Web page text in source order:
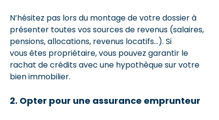
N’hésitez pas lors du montage de votre dossier à
présenter toutes vos sources de revenus (salaires,
pensions, allocations, revenus locatifs…). Si
vous êtes propriétaire, vous pouvez garantir le
rachat de crédits avec une hypothèque sur votre
bien immobilier.
2. Opter pour une assurance emprunteur